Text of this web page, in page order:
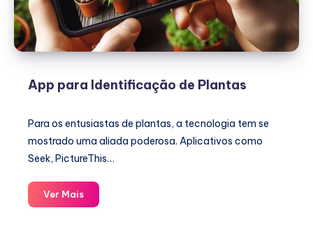
App para Identificação de Plantas
Para os entusiastas de plantas, a tecnologia tem se
mostrado uma aliada poderosa. Aplicativos como
Seek, PictureThis…
Ver MaisApp
para